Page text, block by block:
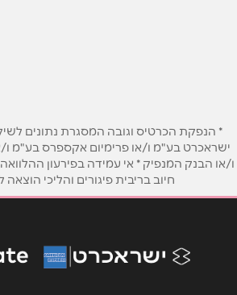
טלפון*
נושא *
* הנפקת הכרטיס וגובה המסגרת נתונים
ישראכרט בע"מ ו/או פרימיום אקספרס בע"מ
ו/או הבנק המנפיק * אי עמידה בפירעון
חיוב בריבית פיגורים והליכי